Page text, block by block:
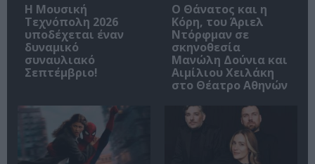
Η Μουσική
Τεχνόπολη 2026
υποδέχεται έναν
δυναμικό
συναυλιακό
Σεπτέμβριο!
Ο Θάνατος και η
Κόρη, του Άριελ
Ντόρφμαν σε
σκηνοθεσία
Μανώλη Δούνια και
Αιμίλιου Χειλάκη
στο Θέατρο Αθηνών